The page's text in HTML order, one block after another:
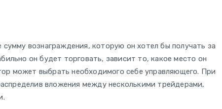
вознаграждения, которую он хотел бы получать за
он будет торговать, зависит то, какое место он
может выбрать необходимого себе управляющего. При
вложения между несколькими трейдерами,